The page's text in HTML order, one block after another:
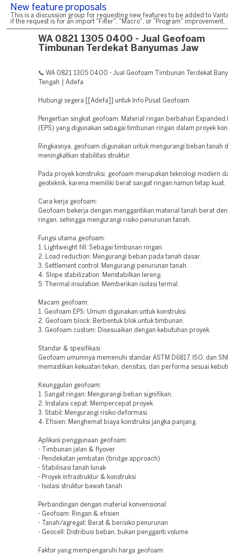
New feature proposals
This is a discussion group for requesting new features to be added to
if the request is for an import "Filter", "Macro", or "Program" improvement.
WA 0821 1305 0400 - Jual Geofoam
Timbunan Terdekat Banyumas Jaw
📞 WA 0821 1305 0400 - Jual Geofoam Timbunan Terdekat
Tengah | Adefa
Hubungi segera [[Adefa]] untuk Info Pusat Geofoam
Pengertian singkat geofoam: Material ringan berbahan Expanded
(EPS) yang digunakan sebagai timbunan ringan dalam proyek
Ringkasnya, geofoam digunakan untuk mengurangi beban tanah
meningkatkan stabilitas struktur.
Pada proyek konstruksi, geofoam merupakan teknologi modern
geoteknik, karena memiliki berat sangat ringan namun tetap kuat.
Cara kerja geofoam:
Geofoam bekerja dengan menggantikan material tanah berat
ringan, sehingga mengurangi risiko penurunan tanah.
Fungsi utama geofoam:
1. Lightweight fill: Sebagai timbunan ringan.
2. Load reduction: Mengurangi beban pada tanah dasar.
3. Settlement control: Mengurangi penurunan tanah.
4. Slope stabilization: Menstabilkan lereng.
5. Thermal insulation: Memberikan isolasi termal.
Macam geofoam:
1. Geofoam EPS: Umum digunakan untuk konstruksi.
2. Geofoam block: Berbentuk blok untuk timbunan.
3. Geofoam custom: Disesuaikan dengan kebutuhan proyek.
Standar & spesifikasi:
Geofoam umumnya memenuhi standar ASTM D6817, ISO, dan
memastikan kekuatan tekan, densitas, dan performa sesuai
Keunggulan geofoam:
1. Sangat ringan: Mengurangi beban signifikan.
2. Instalasi cepat: Mempercepat proyek.
3. Stabil: Mengurangi risiko deformasi.
4. Efisien: Menghemat biaya konstruksi jangka panjang.
Aplikasi penggunaan geofoam:
- Timbunan jalan & flyover
- Pendekatan jembatan (bridge approach)
- Stabilisasi tanah lunak
- Proyek infrastruktur & konstruksi
- Isolasi struktur bawah tanah
Perbandingan dengan material konvensional:
- Geofoam: Ringan & efisien
- Tanah/agregat: Berat & berisiko penurunan
- Geocell: Distribusi beban, bukan pengganti volume
Faktor yang mempengaruhi harga geofoam: